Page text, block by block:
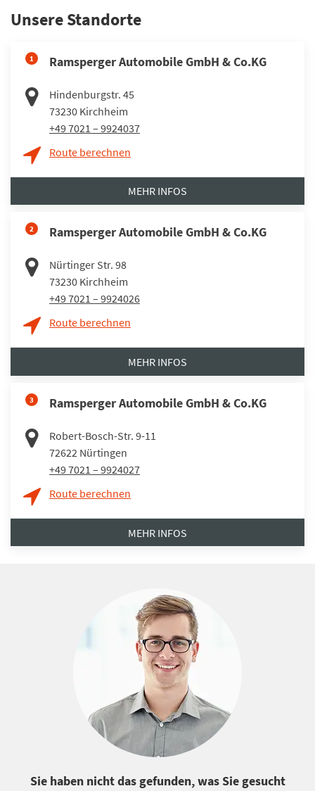
Unsere Standorte
1 Ramsperger Automobile GmbH & Co.KG
Hindenburgstr. 45
73230 Kirchheim
+49 7021 – 9924037
Route berechnen
MEHR INFOS
2 Ramsperger Automobile GmbH & Co.KG
Nürtinger Str. 98
73230 Kirchheim
+49 7021 – 9924026
Route berechnen
MEHR INFOS
3 Ramsperger Automobile GmbH & Co.KG
Robert-Bosch-Str. 9-11
72622 Nürtingen
+49 7021 – 9924027
Route berechnen
MEHR INFOS
Sie haben nicht das gefunden, was Sie gesucht